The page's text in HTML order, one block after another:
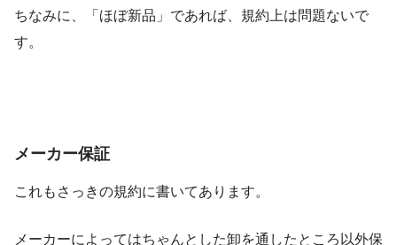
ちなみに、「ほぼ新品」であれば、規約上は問題ないで
す。
メーカー保証
これもさっきの規約に書いてあります。
メーカーによってはちゃんとした卸を通したところ以外保